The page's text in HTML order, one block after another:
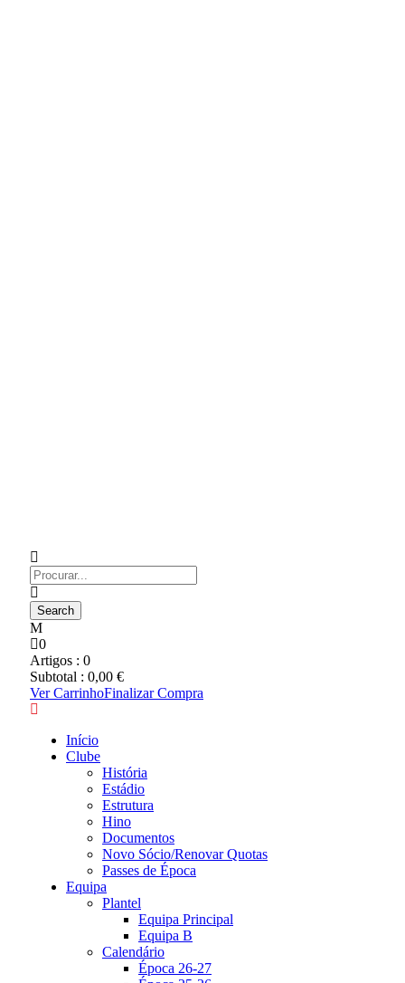
0
Artigos : 0
Subtotal : 0,00 €
Ver CarrinhoFinalizar Compra
Início
Clube
História
Estádio
Estrutura
Hino
Documentos
Novo Sócio/Renovar Quotas
Passes de Época
Equipa
Plantel
Equipa Principal
Equipa B
Calendário
Época 26-27